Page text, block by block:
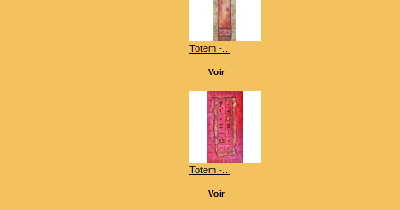
Totem -...
Voir
Totem -...
Voir